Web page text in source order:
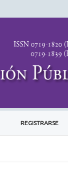
REGISTRARSE